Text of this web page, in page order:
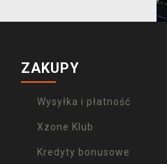
ZAKUPY
Wysyłka i płatność
Xzone Klub
Kredyty bonusowe